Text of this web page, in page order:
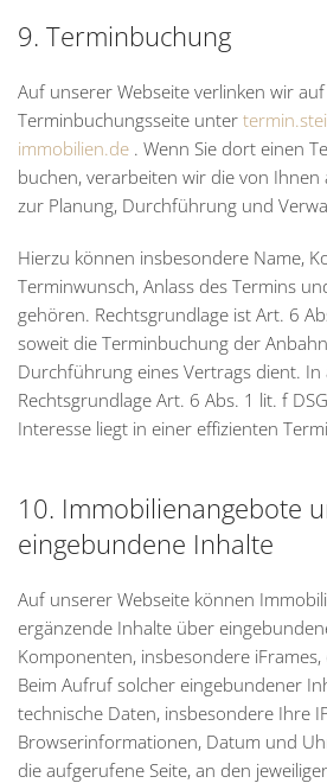
9. Terminbuchung
Auf unserer Webseite verlinken wir
Terminbuchungsseite unter
immobilien.de . Wenn Sie dort einen
buchen, verarbeiten wir die von Ihnen
zur Planung, Durchführung und
Hierzu können insbesondere Name,
Terminwunsch, Anlass des Termins
gehören. Rechtsgrundlage ist Art. 6
soweit die Terminbuchung der
Durchführung eines Vertrags dient. In
Rechtsgrundlage Art. 6 Abs. 1 lit. f
Interesse liegt in einer effizienten
10. Immobilienangebote
eingebundene Inhalte
Auf unserer Webseite können
ergänzende Inhalte über
Komponenten, insbesondere
Beim Aufruf solcher eingebundener
technische Daten, insbesondere Ihre
Browserinformationen, Datum und
die aufgerufene Seite, an den